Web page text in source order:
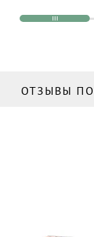
ОТЗЫВЫ